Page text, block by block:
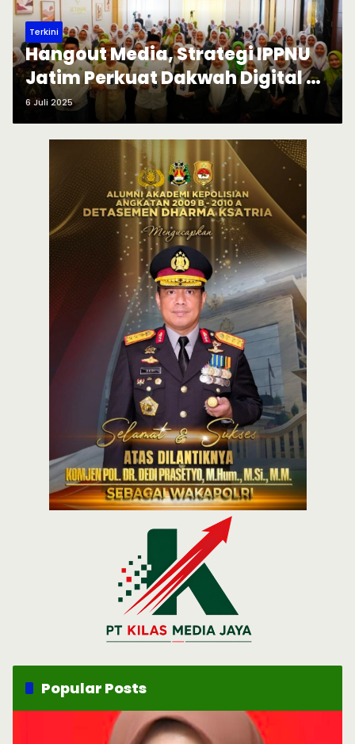
Terkini
Hangout Media, Strategi IPPNU
Jatim Perkuat Dakwah Digital di
Era Bonus Demografi
6 Juli 2025
Popular Posts